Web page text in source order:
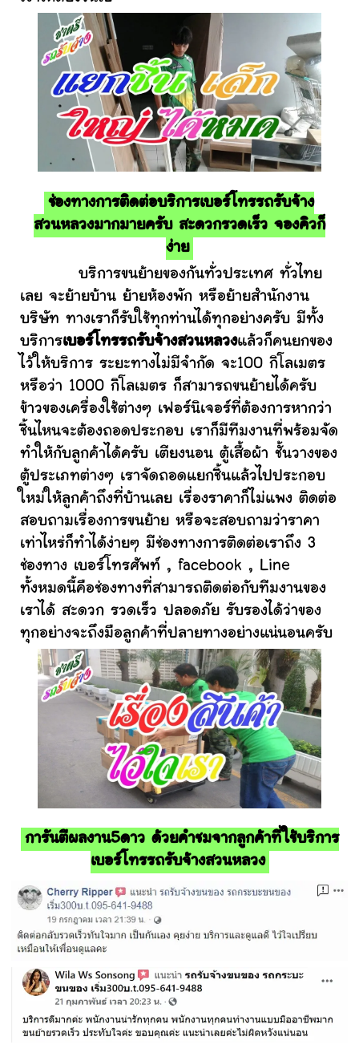
ช่องทางการติดต่อบริการเบอร์โทรรถรับจ้าง
สวนหลวงมากมายครับ สะดวกรวดเร็ว จองคิวก็
ง่าย
บริการขนย้ายของกันทั่วประเทศ ทั่วไทย
เลย จะย้ายบ้าน ย้ายห้องพัก หรือย้ายสำนักงาน
บริษัท ทางเราก็รับใช้ทุกท่านได้ทุกอย่างครับ มีทั้ง
บริการเบอร์โทรรถรับจ้างสวนหลวงแล้วก็คนยกของ
ไว้ให้บริการ ระยะทางไม่มีจำกัด จะ100 กิโลเมตร
หรือว่า 1000 กิโลเมตร ก็สามารถขนย้ายได้ครับ
ข้าวของเครื่องใช้ต่างๆ เฟอร์นิเจอร์ที่ต้องการหากว่า
ชิ้นไหนจะต้องถอดประกอบ เราก็มีทีมงานที่พร้อมจัด
ทำให้กับลูกค้าได้ครับ เตียงนอน ตู้เสื้อผ้า ชั้นวางของ
ตู้ประเภทต่างๆ เราจัดถอดแยกชิ้นแล้วไปประกอบ
ใหม่ให้ลูกค้าถึงที่บ้านเลย เรื่องราคาก็ไม่แพง ติดต่อ
สอบถามเรื่องการขนย้าย หรือจะสอบถามว่าราคา
เท่าไหร่ก็ทำได้ง่ายๆ มีช่องทางการติดต่อเราถึง 3
ช่องทาง เบอร์โทรศัพท์ , facebook , Line
ทั้งหมดนี้คือช่องทางที่สามารถติดต่อกับทีมงานของ
เราได้ สะดวก รวดเร็ว ปลอดภัย รับรองได้ว่าของ
ทุกอย่างจะถึงมือลูกค้าที่ปลายทางอย่างแน่นอนครับ
การันตีผลงาน5ดาว ด้วยคำชมจากลูกค้าที่ใช้บริการ
เบอร์โทรรถรับจ้างสวนหลวง